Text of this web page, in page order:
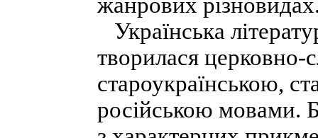
Українська
творилася церковно-
староукраїнською,
російською мовами.